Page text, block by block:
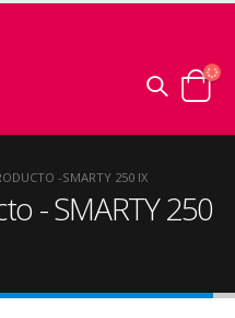
-SMARTY 250 IX
- SMARTY 250